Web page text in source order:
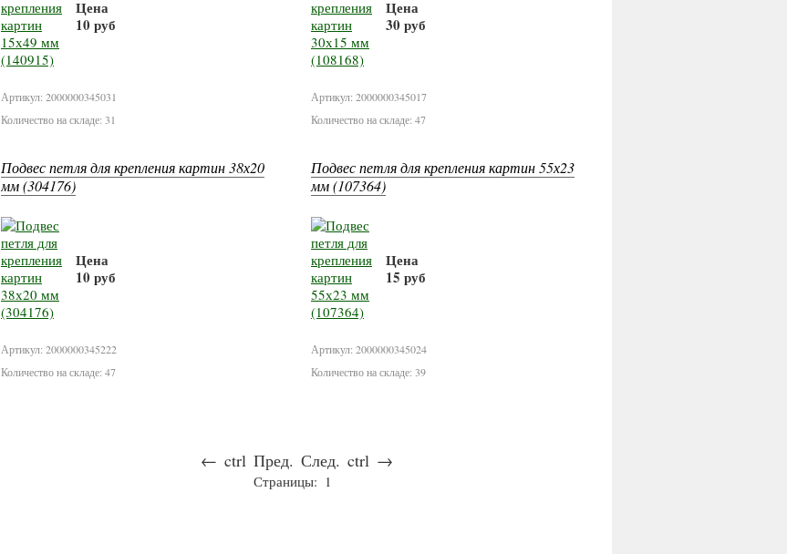
Цена
10 руб
Артикул: 2000000345031
Количество на складе: 31
Цена
30 руб
Артикул: 2000000345017
Количество на складе: 47
Подвес петля для крепления картин 38х20
мм (304176)
Цена
10 руб
Артикул: 2000000345222
Количество на складе: 47
Подвес петля для крепления картин 55х23
мм (107364)
Цена
15 руб
Артикул: 2000000345024
Количество на складе: 39
← ctrl Пред. След. ctrl →
Страницы: 1